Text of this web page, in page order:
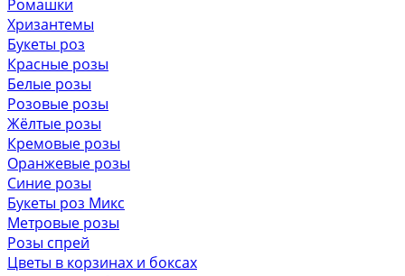
Ромашки
Хризантемы
Букеты роз
Красные розы
Белые розы
Розовые розы
Жёлтые розы
Кремовые розы
Оранжевые розы
Синие розы
Букеты роз Микс
Метровые розы
Розы спрей
Цветы в корзинах и боксах